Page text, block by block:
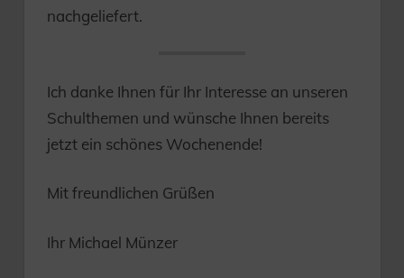
nachgeliefert.
Ich danke Ihnen für Ihr Interesse an unseren
Schulthemen und wünsche Ihnen bereits
jetzt ein schönes Wochenende!
Mit freundlichen Grüßen
Ihr Michael Münzer